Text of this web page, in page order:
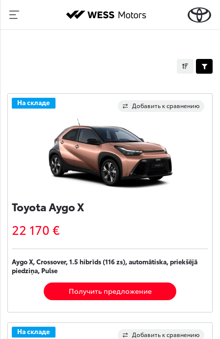
Добавить к сравнению
На складе
Toyota Aygo X
22 170 €
Aygo X, Crossover, 1.5 hibrīds (116 zs), automātiska, priekšējā
piedziņa, Pulse
Получить предложение
Добавить к сравнению
На складе